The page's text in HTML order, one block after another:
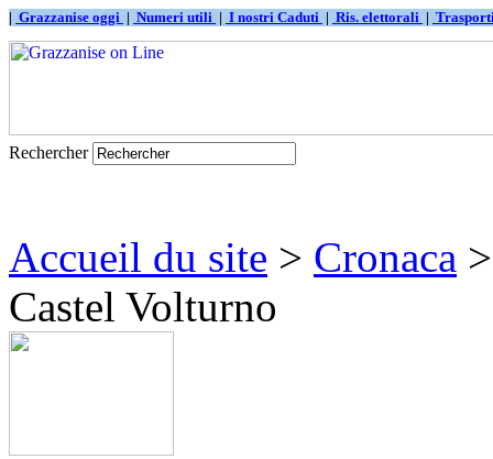
| Grazzanise oggi | Numeri utili | I nostri Caduti | Ris. elettorali |
Rechercher
Accueil du site > Cronaca
Castel Volturno